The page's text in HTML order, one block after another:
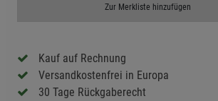
Zur Merkliste hinzufügen
Kauf auf Rechnung
Versandkostenfrei in Europa
30 Tage Rückgaberecht